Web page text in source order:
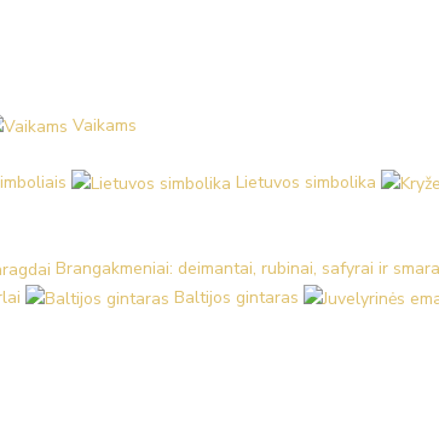
Vaikams
Lietuvos simbolika
Brangakmeniai: deimantai, rubinai, safyrai ir
Baltijos gintaras